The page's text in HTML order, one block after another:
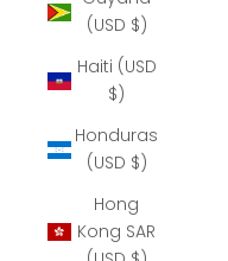
(USD $)
Haiti (USD
$)
Honduras
(USD $)
Hong
Kong SAR